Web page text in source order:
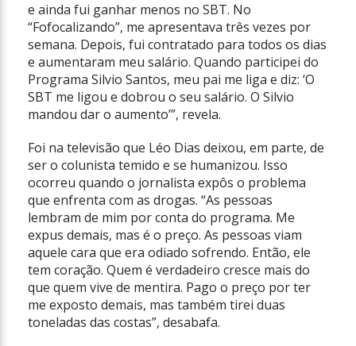
e ainda fui ganhar menos no SBT. No
“Fofocalizando”, me apresentava três vezes por
semana. Depois, fui contratado para todos os dias
e aumentaram meu salário. Quando participei do
Programa Silvio Santos, meu pai me liga e diz: ‘O
SBT me ligou e dobrou o seu salário. O Silvio
mandou dar o aumento’”, revela.
Foi na televisão que Léo Dias deixou, em parte, de
ser o colunista temido e se humanizou. Isso
ocorreu quando o jornalista expôs o problema
que enfrenta com as drogas. “As pessoas
lembram de mim por conta do programa. Me
expus demais, mas é o preço. As pessoas viam
aquele cara que era odiado sofrendo. Então, ele
tem coração. Quem é verdadeiro cresce mais do
que quem vive de mentira. Pago o preço por ter
me exposto demais, mas também tirei duas
toneladas das costas”, desabafa.